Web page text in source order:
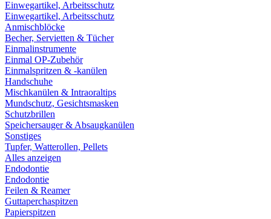
Einwegartikel, Arbeitsschutz
Einwegartikel, Arbeitsschutz
Anmischblöcke
Becher, Servietten & Tücher
Einmalinstrumente
Einmal OP-Zubehör
Einmalspritzen & -kanülen
Handschuhe
Mischkanülen & Intraoraltips
Mundschutz, Gesichtsmasken
Schutzbrillen
Speichersauger & Absaugkanülen
Sonstiges
Tupfer, Watterollen, Pellets
Alles anzeigen
Endodontie
Endodontie
Feilen & Reamer
Guttaperchaspitzen
Papierspitzen